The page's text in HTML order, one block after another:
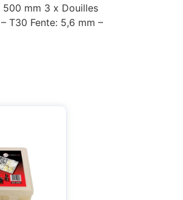
500 mm 3 x Douilles
T30 Fente: 5,6 mm –